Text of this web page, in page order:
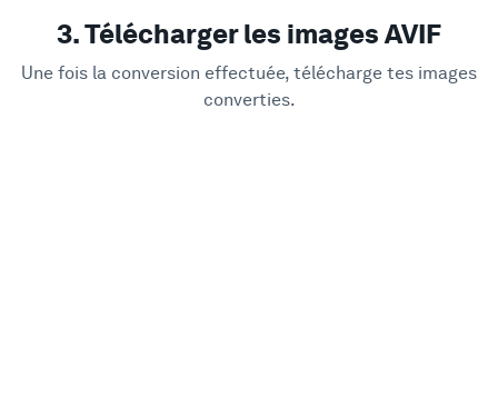
3. Télécharger les images AVIF
Une fois la conversion effectuée, télécharge tes images
converties.